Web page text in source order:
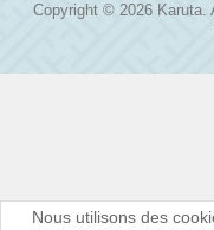
Nous utilisons des
Copyright © 2026 Karuta.